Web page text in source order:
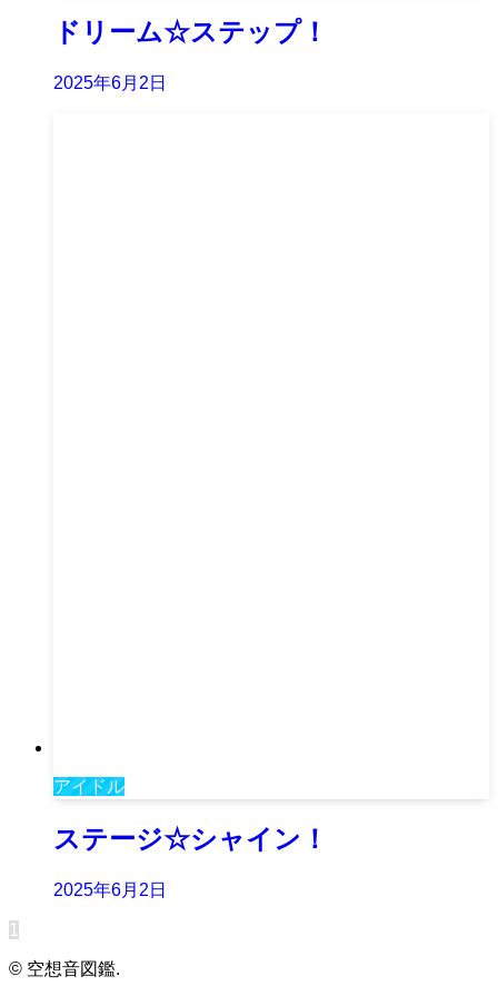
ドリーム☆ステップ！
2025年6月2日
アイドル
ステージ☆シャイン！
2025年6月2日
1
© 空想音図鑑.